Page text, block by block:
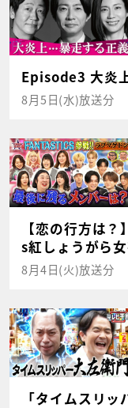
Episode3 大炎
8月5日(水)放送分
【恋の行方は
s紅しょうがら
8月4日(火)放送分
「タイムスリ